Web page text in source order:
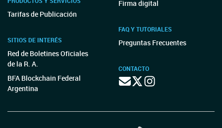
Tarifas de Publicación
SITIOS DE INTERÉS
Red de Boletines Oficiales
de la R. A.
BFA Blockchain Federal
Argentina
Firma digital
FAQ Y TUTORIALES
Preguntas Frecuentes
CONTACTO